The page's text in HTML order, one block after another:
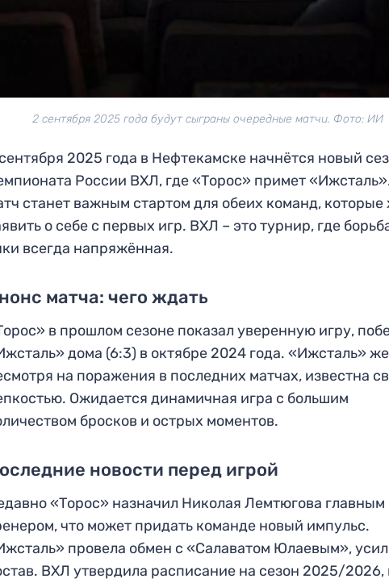
2 сентября 2025 года будут сыграны очередные матчи. Фото: ИИ
2025 года в Нефтекамске начнётся новый
России ВХЛ, где «Торос» примет
станет важным стартом для обеих команд, которые
о себе с первых игр. ВХЛ – это турнир, где
всегда напряжённая.
матча: чего ждать
в прошлом сезоне показал уверенную игру,
дома (6:3) в октябре 2024 года. «Ижсталь»
на поражения в последних матчах, известна
Ожидается динамичная игра с большим
бросков и острых моментов.
новости перед игрой
«Торос» назначил Николая Лемтюгова главным
что может придать команде новый импульс.
провела обмен с «Салаватом Юлаевым»,
ВХЛ утвердила расписание на сезон 2025/2026,